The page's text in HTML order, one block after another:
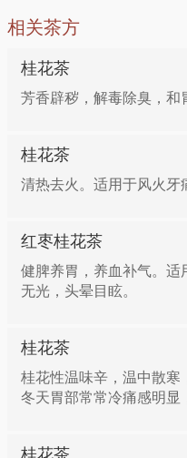
相关茶方
桂花茶
芳香辟秽，解毒除臭，和
桂花茶
清热去火。适用于风火牙
红枣桂花茶
健脾养胃，养血补气。适
无光，头晕目眩。
桂花茶
桂花性温味辛，温中散寒
冬天胃部常常冷痛感明显
桂花茶